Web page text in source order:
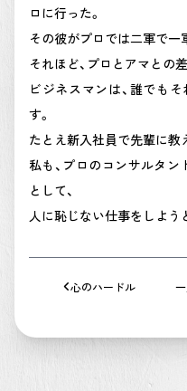
ロに行った。
その彼がプロでは二軍で一
それほど、プロとアマとの
ビジネスマンは、誰でも
す。
たとえ新入社員で先輩に教
私も、プロのコンサルタン
として、
人に恥じない仕事をしよう
心のハードル